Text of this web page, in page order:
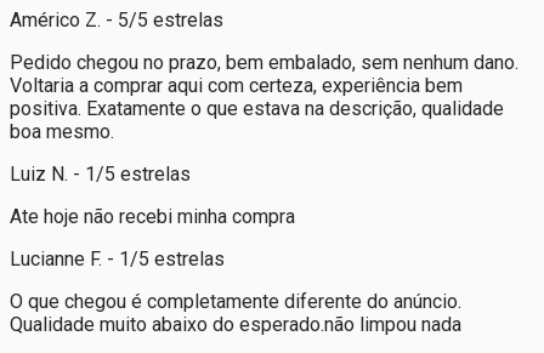
Américo Z. - 5/5 estrelas
Pedido chegou no prazo, bem embalado, sem nenhum dano.
Voltaria a comprar aqui com certeza, experiência bem
positiva. Exatamente o que estava na descrição, qualidade
boa mesmo.
Luiz N. - 1/5 estrelas
Ate hoje não recebi minha compra
Lucianne F. - 1/5 estrelas
O que chegou é completamente diferente do anúncio.
Qualidade muito abaixo do esperado.não limpou nada